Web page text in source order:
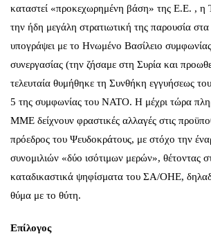
καταστεί «προκεχωρημένη βάση» της Ε.Ε. , η
την ήδη μεγάλη στρατιωτική της παρουσία στα
υπογράψει με το Ηνωμένο Βασίλειο
συνεργασίας (την ζήσαμε στη Συρία και
τελευταία θυμήθηκε τη Συνθήκη εγγυήσεως
5 της συμφωνίας του ΝΑΤΟ. Η μέχρι τώρα
ΜΜΕ δείχνουν φραστικές αλλαγές στις
πρόεδρος του Ψευδοκράτους, με στόχο την
συνομιλιών «δύο ισότιμων μερών», θέτοντας
καταδικαστικά ψηφίσματα του ΣΑ/ΟΗΕ,
θύμα με το θύτη.
Επίλογος